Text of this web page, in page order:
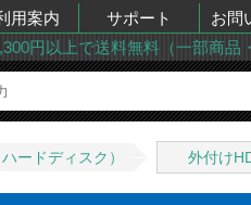
用案内 サポート お問
円以上で送料無料（一部商品
ードディスク） 外付け